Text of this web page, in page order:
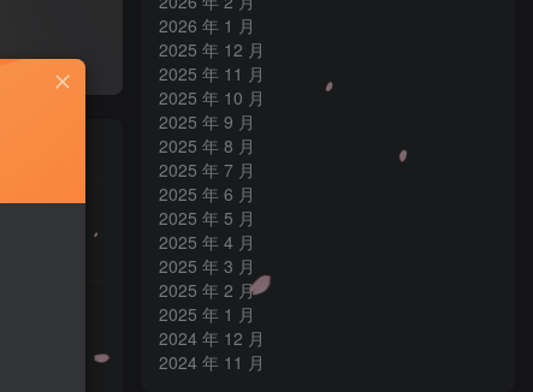
2026 年 1 月
2025 年 12 月
2025 年 11 月
2025 年 10 月
2025 年 9 月
2025 年 8 月
2025 年 7 月
2025 年 6 月
2025 年 5 月
2025 年 4 月
2025 年 3 月
2025 年 2 月
2025 年 1 月
2024 年 12 月
2024 年 11 月